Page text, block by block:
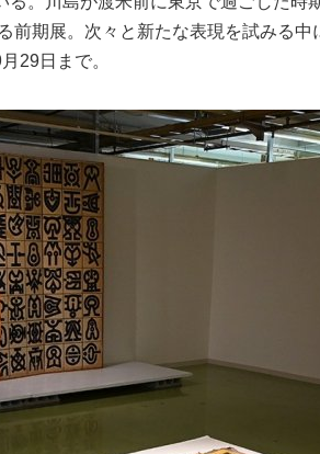
前期展。次々と新たな表現を試みる中
29日まで。